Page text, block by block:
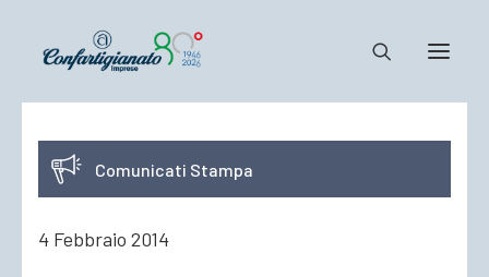
Notizie e Documenti
Confartigianato
Comunicati Stampa
4 Febbraio 2014